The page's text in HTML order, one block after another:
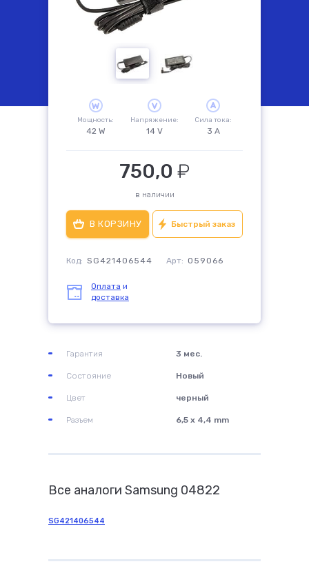
Мощность:
42 W
Напряжение:
14 V
Сила тока:
3 А
750,0 ₽
в наличии
Быстрый заказ
Код: SG421406544 Арт: 059066
Оплата и
доставка
Гарантия 3 мес.
Состояние Новый
Цвет черный
Разъем 6,5 x 4,4 mm
Все аналоги Samsung 04822
SG421406544